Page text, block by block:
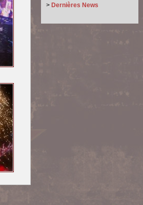
> Dernières News